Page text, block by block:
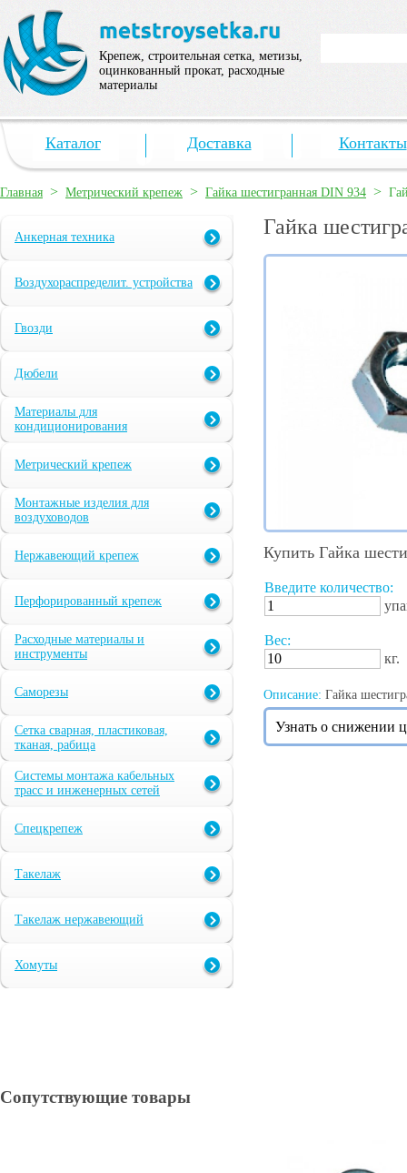
Крепеж, строительная сетка, метизы,
оцинкованный прокат, расходные
материалы
Каталог Доставка Контакты
Главная > Метрический крепеж > Гайка шестигранная DIN 934 >
Анкерная техника
Воздухораспределит. устройства
Гвозди
Дюбели
Материалы для
кондиционирования
Метрический крепеж
Монтажные изделия для
воздуховодов
Нержавеющий крепеж
Перфорированный крепеж
Расходные материалы и
инструменты
Саморезы
Сетка сварная, пластиковая,
тканая, рабица
Системы монтажа кабельных
трасс и инженерных сетей
Спецкрепеж
Такелаж
Такелаж нержавеющий
Хомуты
Гайка
Купить Гайка
Введите количество:
Вес:
кг.
Описание: Гайка
Узнать о снижении
Сопутствующие товары